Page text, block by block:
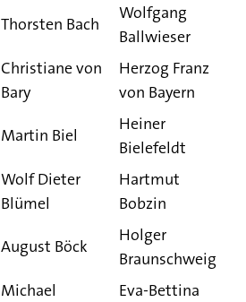
Thorsten Bach
Wolfgang
Ballwieser
Christiane von
Bary
Herzog Franz
von Bayern
Martin Biel
Heiner
Bielefeldt
Wolf Dieter
Blümel
Hartmut
Bobzin
August Böck
Holger
Braunschweig
Michael
Eva-Bettina